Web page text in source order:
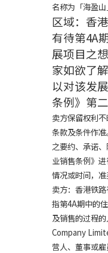
名称为「海盈
区域：香
有待第4A
展项目之
家如欲了
以对该发
条例》第
卖方保留权利
条款及条件作
之要约、承诺
业销售条例》
情况或时间，
卖方：香港铁
指第4A期中的
及销售的过程
Company
营人、董事或